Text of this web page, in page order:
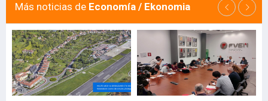
Más noticias de Economía / Ekonomia